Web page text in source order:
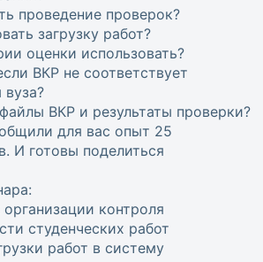
проведение проверок?
загрузку работ?
оценки использовать?
ВКР не соответствует
ВКР и результаты проверки?
для вас опыт 25
И готовы поделиться
контроля
студенческих работ
работ в систему